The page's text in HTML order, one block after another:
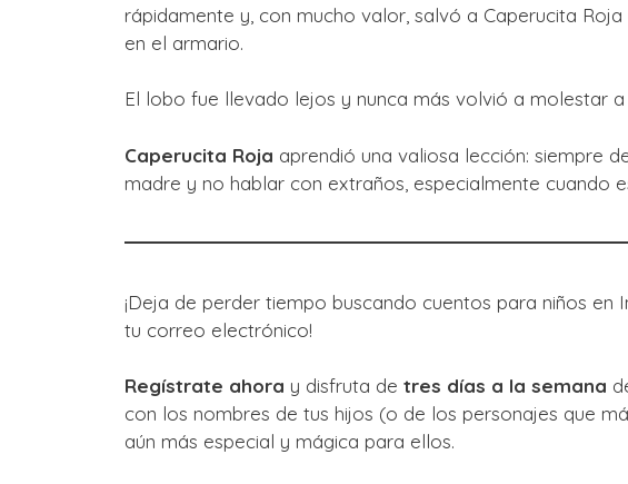
rápidamente y, con mucho valor, salvó a Caperucita
en el armario.
El lobo fue llevado lejos y nunca más volvió a molestar a
Caperucita Roja aprendió una valiosa lección: siempre
madre y no hablar con extraños, especialmente cuando
¡Deja de perder tiempo buscando cuentos para niños
tu correo electrónico!
Regístrate ahora y disfruta de tres días a la semana
con los nombres de tus hijos (o de los personajes que
aún más especial y mágica para ellos.